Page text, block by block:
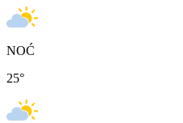
NOĆ
25°